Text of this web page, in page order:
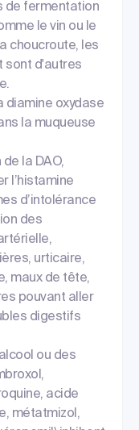
de fermentation
le vin ou le
choucroute, les
sont d'autres
diamine oxydase
la muqueuse
la DAO,
l’histamine
d’intolérance
des
urticaire,
maux de tête,
pouvant aller
digestifs
ou des
acide
métatmizol,